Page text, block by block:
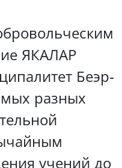
ЯКАЛАР
Беэр-
разных
учений до